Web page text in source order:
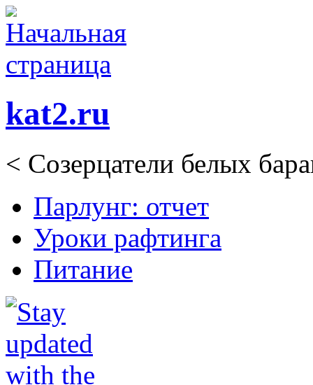
kat2.ru
< Созерцатели белых
Парлунг: отчет
Уроки рафтинга
Питание